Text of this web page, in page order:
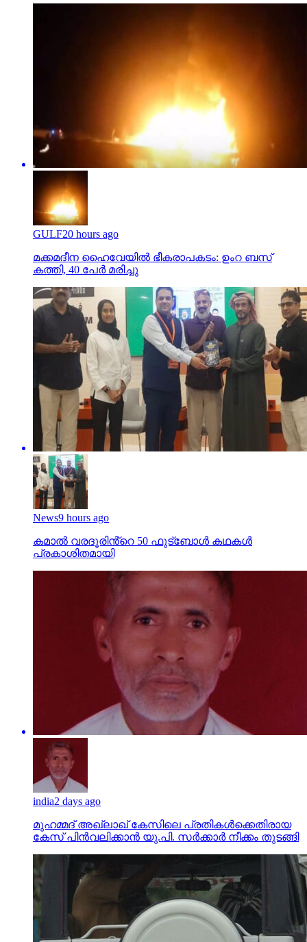
GULF20 hours ago
മക്കമദീന ഹൈവേയില്‍ ഭീകരാപകടം: ഉംറ ബസ്
കത്തി, 40 പേര്‍ മരിച്ചു
News9 hours ago
കമാൽ വരദൂരിൻ്റെ 50 ഫുട്ബോൾ കഥകൾ
പ്രകാശിതമായി
india2 days ago
മുഹമ്മദ് അഖ്‌ലാഖ് കേസിലെ പ്രതികള്‍ക്കെതിരായ
കേസ് പിന്‍വലിക്കാന്‍ യു.പി. സര്‍ക്കാര്‍ നീക്കം തുടങ്ങി